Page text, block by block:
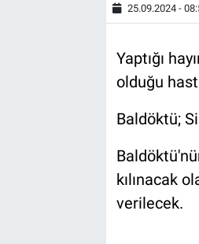
25.09.2024 -
Yaptığı
olduğu
Baldöktü;
kılınacak
verilecek.